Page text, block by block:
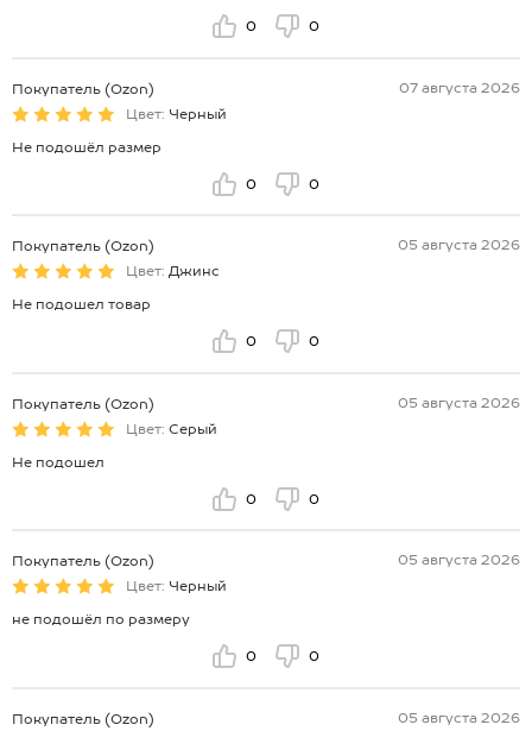
0 0
Покупатель (Ozon)
07 августа 2026
Цвет: Черный
Не подошёл размер
0 0
Покупатель (Ozon)
05 августа 2026
Цвет: Джинс
Не подошел товар
0 0
Покупатель (Ozon)
05 августа 2026
Цвет: Серый
Не подошел
0 0
Покупатель (Ozon)
05 августа 2026
Цвет: Черный
не подошёл по размеру
0 0
Покупатель (Ozon)
05 августа 2026